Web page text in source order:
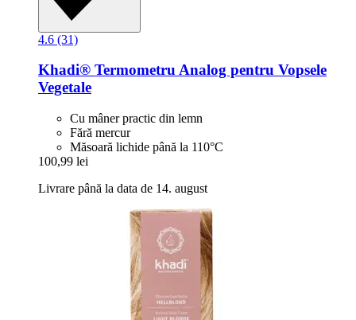
4.6 (31)
Khadi® Termometru Analog pentru Vopsele
Vegetale
Cu mâner practic din lemn
Fără mercur
Măsoară lichide până la 110°C
100,99 lei
Livrare până la data de 14. august